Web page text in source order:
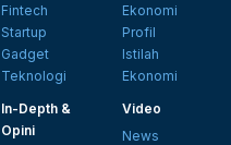
Fintech
Startup
Gadget
Teknologi
Ekonomi
Profil
Istilah
Ekonomi
In-Depth &
Opini
Video
News